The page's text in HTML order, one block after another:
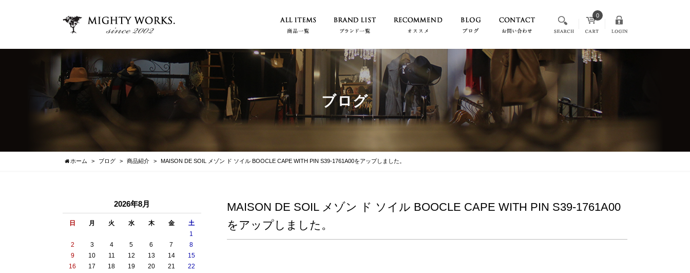
0
ブログ
ホーム ブログ 商品紹介 MAISON DE SOIL メゾン ド ソイル BOOCLE CAPE WITH PIN S39-1761A00をアップしました。
MAISON DE SOIL メゾン ド ソイル BOOCLE CAPE WITH PIN S39-1761A00
をアップしました。
2026年8月
日 月 火 水 木 金 土
1
2
3 4 5 6 7
8
9
10 11 12 13 14
15
16
17 18 19 20 21
22